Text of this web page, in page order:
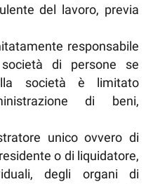
del lavoro, previa
responsabile
di persone se
società è limitato
di beni,
unico ovvero di
o di liquidatore,
degli organi di